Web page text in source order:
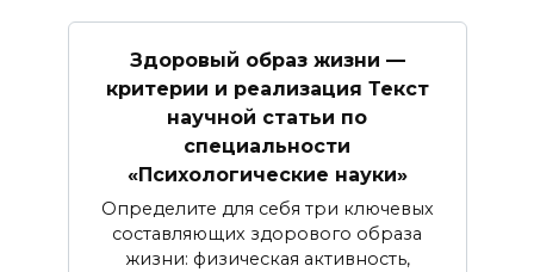
Здоровый образ жизни —
критерии и реализация Текст
научной статьи по
специальности
«Психологические науки»
Определите для себя три ключевых
составляющих здорового образа
жизни: физическая активность,